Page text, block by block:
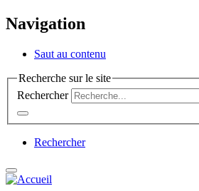
Navigation
Saut au contenu
Recherche sur le site
Rechercher
Rechercher